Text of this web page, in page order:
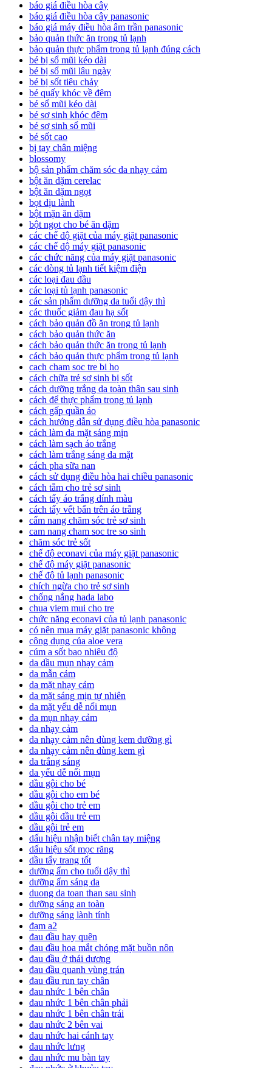
báo giá điều hòa cây
báo giá điều hòa cây panasonic
báo giá máy điều hòa âm trần panasonic
bảo quản thức ăn trong tủ lạnh
bảo quản thực phẩm trong tủ lạnh đúng cách
bé bị sổ mũi kéo dài
bé bị sổ mũi lâu ngày
bé bị sốt tiêu chảy
bé quấy khóc về đêm
bé sổ mũi kéo dài
bé sơ sinh khóc đêm
bé sơ sinh sổ mũi
bé sốt cao
bị tay chân miệng
blossomy
bộ sản phẩm chăm sóc da nhạy cảm
bột ăn dặm cerelac
bột ăn dặm ngọt
bọt dịu lành
bột mặn ăn dặm
bột ngọt cho bé ăn dặm
các chế độ giặt của máy giặt panasonic
các chế độ máy giặt panasonic
các chức năng của máy giặt panasonic
các dòng tủ lạnh tiết kiệm điện
các loại đau đầu
các loại tủ lạnh panasonic
các sản phẩm dưỡng da tuổi dậy thì
các thuốc giảm đau hạ sốt
cách bảo quản đồ ăn trong tủ lạnh
cách bảo quản thức ăn
cách bảo quản thức ăn trong tủ lạnh
cách bảo quản thực phẩm trong tủ lạnh
cach cham soc tre bi ho
cách chữa trẻ sơ sinh bị sốt
cách dưỡng trắng da toàn thân sau sinh
cách để thực phẩm trong tủ lạnh
cách gấp quần áo
cách hướng dẫn sử dụng điều hòa panasonic
cách làm da mặt sáng mịn
cách làm sạch áo trắng
cách làm trắng sáng da mặt
cách pha sữa nan
cách sử dụng điều hòa hai chiều panasonic
cách tắm cho trẻ sơ sinh
cách tẩy áo trắng dính màu
cách tẩy vết bẩn trên áo trắng
cẩm nang chăm sóc trẻ sơ sinh
cam nang cham soc tre so sinh
chăm sóc trẻ sốt
chế độ econavi của máy giặt panasonic
chế độ máy giặt panasonic
chế độ tủ lạnh panasonic
chích ngừa cho trẻ sơ sinh
chống nắng hada labo
chua viem mui cho tre
chức năng econavi của tủ lạnh panasonic
có nên mua máy giặt panasonic không
công dụng của aloe vera
cúm a sốt bao nhiêu độ
da dầu mụn nhạy cảm
da mẫn cảm
da mặt nhạy cảm
da mặt sáng mịn tự nhiên
da mặt yếu dễ nổi mụn
da mụn nhạy cảm
da nhạy cảm
da nhạy cảm nên dùng kem dưỡng gì
da nhạy cảm nên dùng kem gì
da trắng sáng
da yếu dễ nổi mụn
dầu gội cho bé
dầu gội cho em bé
dầu gội cho trẻ em
dầu gội đầu trẻ em
dầu gội trẻ em
dấu hiệu nhận biết chân tay miệng
dấu hiệu sốt mọc răng
dầu tẩy trang tốt
dưỡng ẩm cho tuổi dậy thì
dưỡng ẩm sáng da
duong da toan than sau sinh
dưỡng sáng an toàn
dưỡng sáng lành tính
đạm a2
đau đầu hay quên
đau đầu hoa mắt chóng mặt buồn nôn
đau đầu ở thái dương
đau đầu quanh vùng trán
đau đầu run tay chân
đau nhức 1 bên chân
đau nhức 1 bên chân phải
đau nhức 1 bên chân trái
đau nhức 2 bên vai
đau nhức hai cánh tay
đau nhức lưng
đau nhức mu bàn tay